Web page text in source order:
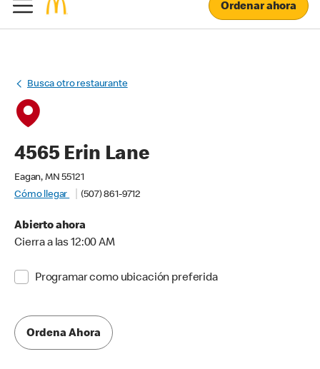
Ordenar ahora
Busca otro restaurante
4565 Erin Lane
Eagan, MN 55121
Cómo llegar
(507) 861-9712
Abierto ahora
Cierra a las 12:00 AM
Programar como ubicación preferida
Ordena Ahora